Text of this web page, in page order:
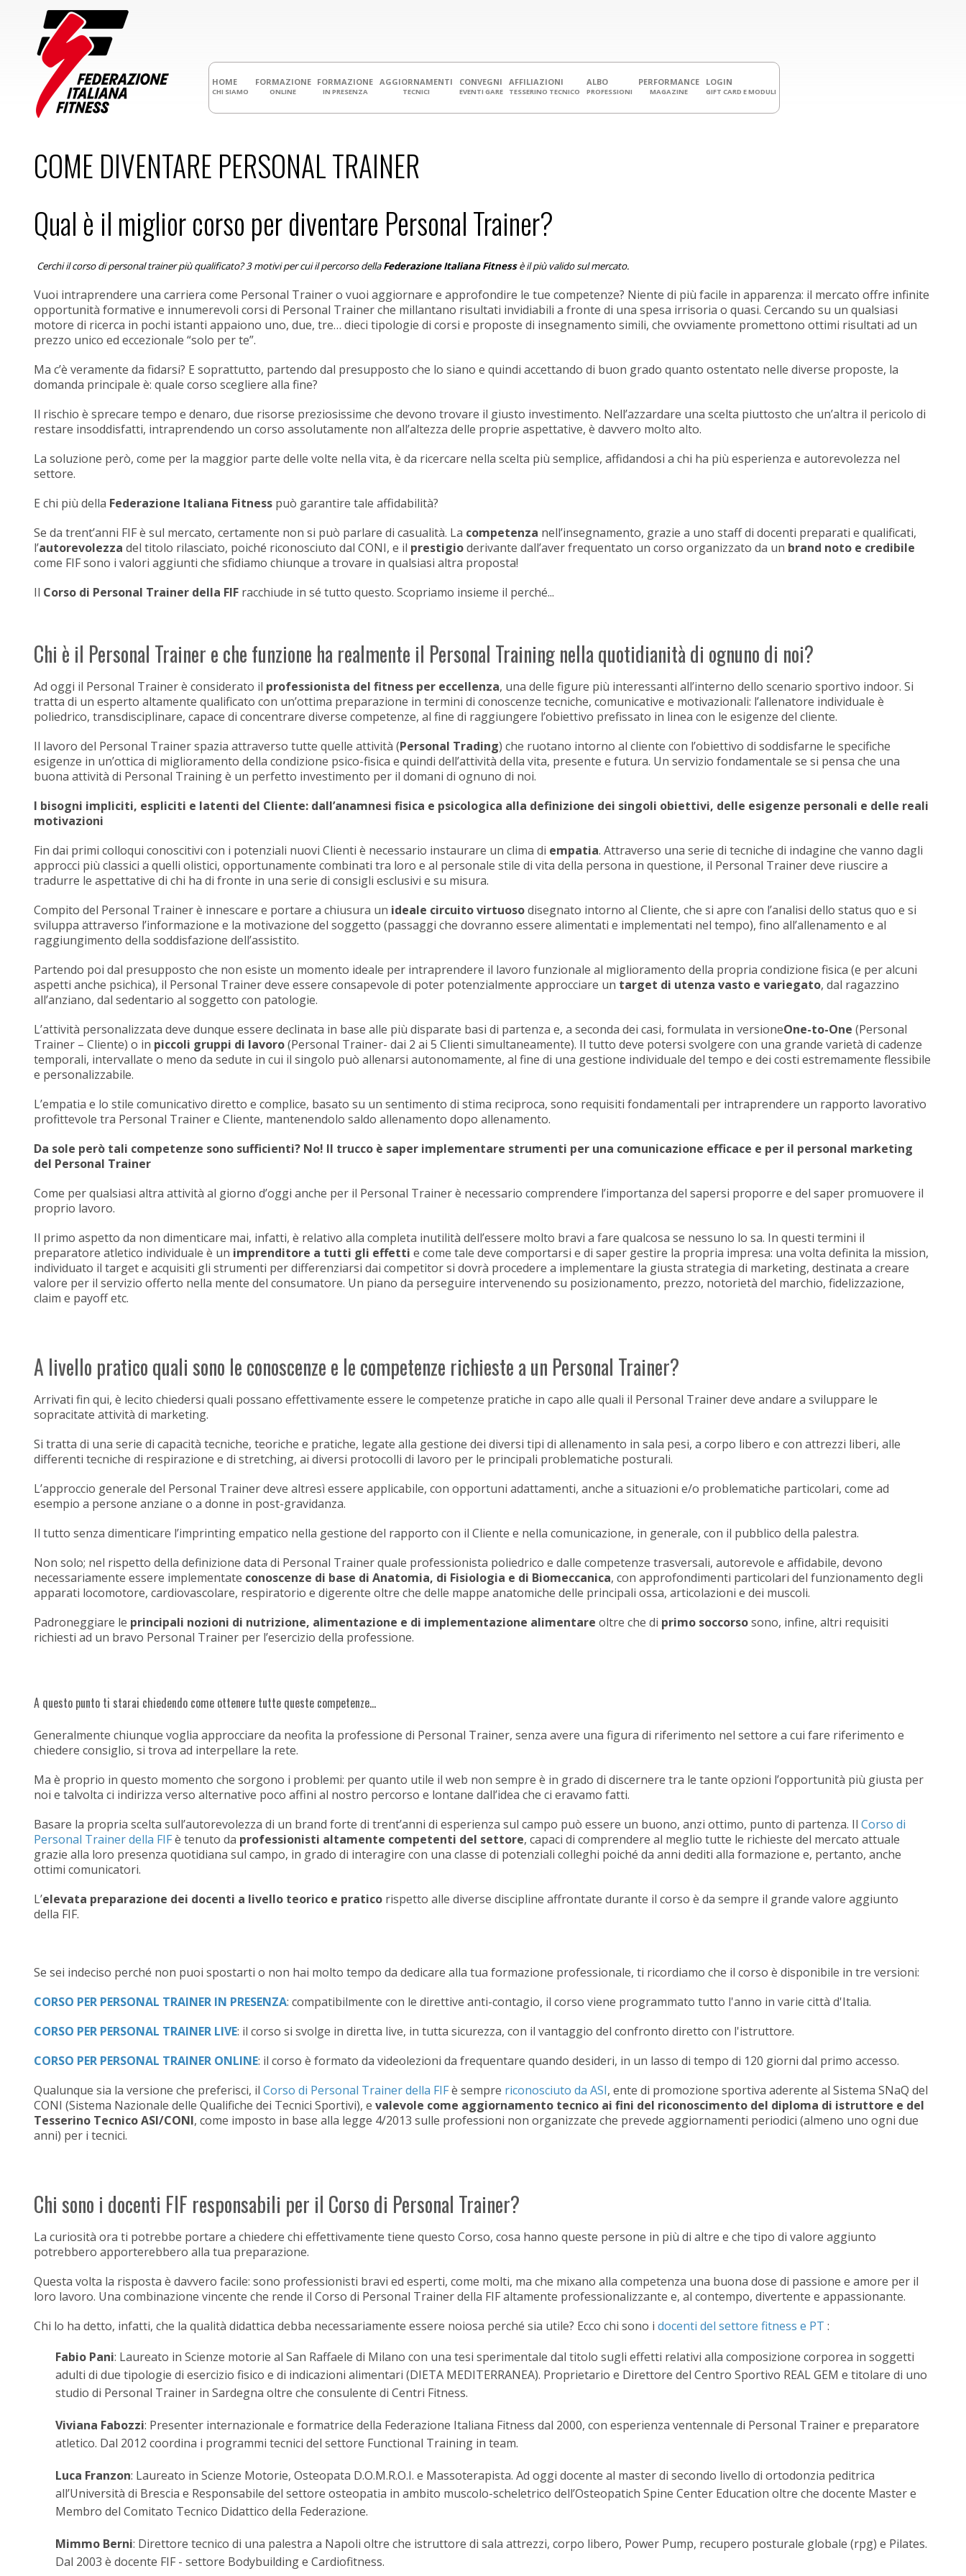
HOME
CHI SIAMO
FORMAZIONE
ONLINE
FORMAZIONE
IN PRESENZA
AGGIORNAMENTI
TECNICI
CONVEGNI
EVENTI GARE
AFFILIAZIONI
TESSERINO TECNICO
ALBO
PROFESSIONI
PERFORMANCE
MAGAZINE
LOGIN
GIFT CARD E MODULI
COME DIVENTARE PERSONAL TRAINER
Qual è il miglior corso per diventare Personal Trainer?
Cerchi il corso di personal trainer più qualificato? 3 motivi per cui il percorso dellaFederazione Italiana Fitnessè il più valido sul mercato.
Vuoi intraprendere una carriera come Personal Trainer o vuoi aggiornare e approfondire le tue competenze? Niente di più facile in apparenza: il mercato offre infinite
opportunità formative e innumerevoli corsi di Personal Trainer che millantano risultati invidiabili a fronte di una spesa irrisoria o quasi. Cercando su un qualsiasi
motore di ricerca in pochi istanti appaiono uno, due, tre… dieci tipologie di corsi e proposte di insegnamento simili, che ovviamente promettono ottimi risultati ad un
prezzo unico ed eccezionale “solo per te”.
Ma c’è veramente da fidarsi? E soprattutto, partendo dal presupposto che lo siano e quindi accettando di buon grado quanto ostentato nelle diverse proposte, la
domanda principale è: quale corso scegliere alla fine?
Il rischio è sprecare tempo e denaro, due risorse preziosissime che devono trovare il giusto investimento. Nell’azzardare una scelta piuttosto che un’altra il pericolo di
restare insoddisfatti, intraprendendo un corso assolutamente non all’altezza delle proprie aspettative, è davvero molto alto.
La soluzione però, come per la maggior parte delle volte nella vita, è da ricercare nella scelta più semplice, affidandosi a chi ha più esperienza e autorevolezza nel
settore.
E chi più della Federazione Italiana Fitness può garantire tale affidabilità?
Se da trent’anni FIF è sul mercato, certamente non si può parlare di casualità. La competenza nell’insegnamento, grazie a uno staff di docenti preparati e qualificati,
l’autorevolezza del titolo rilasciato, poiché riconosciuto dal CONI, e il prestigioderivante dall’aver frequentato un corso organizzato da un brand noto e credibile
come FIF sono i valori aggiunti che sfidiamo chiunque a trovare in qualsiasi altra proposta!
Il Corso di Personal Trainer della FIF racchiude in sé tutto questo. Scopriamo insieme il perché...
Chi è il Personal Trainer e che funzione ha realmente il Personal Training nella quotidianità di ognuno di noi?
Ad oggi il Personal Trainer è considerato il professionista del fitness per eccellenza, una delle figure più interessanti all’interno dello scenario sportivo indoor. Si
tratta di un esperto altamente qualificato con un’ottima preparazione in termini di conoscenze tecniche, comunicative e motivazionali: l’allenatore individuale è
poliedrico, transdisciplinare, capace di concentrare diverse competenze, al fine di raggiungere l’obiettivo prefissato in linea con le esigenze del cliente.
Il lavoro del Personal Trainer spazia attraverso tutte quelle attività (Personal Trading) che ruotano intorno al cliente con l’obiettivo di soddisfarne le specifiche
esigenze in un’ottica di miglioramento della condizione psico-fisica e quindi dell’attività della vita, presente e futura. Un servizio fondamentale se si pensa che una
buona attività di Personal Training è un perfetto investimento per il domani di ognuno di noi.
I bisogni impliciti, espliciti e latenti del Cliente: dall’anamnesi fisica e psicologica alla definizione dei singoli obiettivi, delle esigenze personali e delle reali
motivazioni
Fin dai primi colloqui conoscitivi con i potenziali nuovi Clienti è necessario instaurare un clima di empatia. Attraverso una serie di tecniche di indagine che vanno dagli
approcci più classici a quelli olistici, opportunamente combinati tra loro e al personale stile di vita della persona in questione, il Personal Trainer deve riuscire a
tradurre le aspettative di chi ha di fronte in una serie di consigli esclusivi e su misura.
Compito del Personal Trainer è innescare e portare a chiusura un ideale circuito virtuosodisegnato intorno al Cliente, che si apre con l’analisi dello status quo e si
sviluppa attraverso l’informazione e la motivazione del soggetto (passaggi che dovranno essere alimentati e implementati nel tempo), fino all’allenamento e al
raggiungimento della soddisfazione dell’assistito.
Partendo poi dal presupposto che non esiste un momento ideale per intraprendere il lavoro funzionale al miglioramento della propria condizione fisica (e per alcuni
aspetti anche psichica), il Personal Trainer deve essere consapevole di poter potenzialmente approcciare un target di utenza vasto e variegato, dal ragazzino
all’anziano, dal sedentario al soggetto con patologie.
L’attività personalizzata deve dunque essere declinata in base alle più disparate basi di partenza e, a seconda dei casi, formulata in versioneOne-to-One (Personal
Trainer – Cliente) o in piccoli gruppi di lavoro(Personal Trainer- dai 2 ai 5 Clienti simultaneamente). Il tutto deve potersi svolgere con una grande varietà di cadenze
temporali, intervallate o meno da sedute in cui il singolo può allenarsi autonomamente, al fine di una gestione individuale del tempo e dei costi estremamente flessibile
e personalizzabile.
L’empatia e lo stile comunicativo diretto e complice, basato su un sentimento di stima reciproca, sono requisiti fondamentali per intraprendere un rapporto lavorativo
profittevole tra Personal Trainer e Cliente, mantenendolo saldo allenamento dopo allenamento.
Da sole però tali competenze sono sufficienti? No! Il trucco è saper implementare strumenti per una comunicazione efficace e per il personal marketing
del Personal Trainer
Come per qualsiasi altra attività al giorno d’oggi anche per il Personal Trainer è necessario comprendere l’importanza del sapersi proporre e del saper promuovere il
proprio lavoro.
Il primo aspetto da non dimenticare mai, infatti, è relativo alla completa inutilità dell’essere molto bravi a fare qualcosa se nessuno lo sa. In questi termini il
preparatore atletico individuale è un imprenditore a tutti gli effetti e come tale deve comportarsi e di saper gestire la propria impresa: una volta definita la mission,
individuato il target e acquisiti gli strumenti per differenziarsi dai competitor si dovrà procedere a implementare la giusta strategia di marketing, destinata a creare
valore per il servizio offerto nella mente del consumatore. Un piano da perseguire intervenendo su posizionamento, prezzo, notorietà del marchio, fidelizzazione,
claim e payoff etc.
A livello pratico quali sono le conoscenze e le competenze richieste a un Personal Trainer?
Arrivati fin qui, è lecito chiedersi quali possano effettivamente essere le competenze pratiche in capo alle quali il Personal Trainer deve andare a sviluppare le
sopracitate attività di marketing.
Si tratta di una serie di capacità tecniche, teoriche e pratiche, legate alla gestione dei diversi tipi di allenamento in sala pesi, a corpo libero e con attrezzi liberi, alle
differenti tecniche di respirazione e di stretching, ai diversi protocolli di lavoro per le principali problematiche posturali.
L’approccio generale del Personal Trainer deve altresì essere applicabile, con opportuni adattamenti, anche a situazioni e/o problematiche particolari, come ad
esempio a persone anziane o a donne in post-gravidanza.
Il tutto senza dimenticare l’imprinting empatico nella gestione del rapporto con il Cliente e nella comunicazione, in generale, con il pubblico della palestra.
Non solo; nel rispetto della definizione data di Personal Trainer quale professionista poliedrico e dalle competenze trasversali, autorevole e affidabile, devono
necessariamente essere implementate conoscenze di base di Anatomia, di Fisiologia e di Biomeccanica, con approfondimenti particolari del funzionamento degli
apparati locomotore, cardiovascolare, respiratorio e digerente oltre che delle mappe anatomiche delle principali ossa, articolazioni e dei muscoli.
Padroneggiare le principali nozioni di nutrizione, alimentazione e di implementazione alimentare oltre che di primo soccorsosono, infine, altri requisiti
richiesti ad un bravo Personal Trainer per l’esercizio della professione.
A questo punto ti starai chiedendo come ottenere tutte queste competenze…
Generalmente chiunque voglia approcciare da neofita la professione di Personal Trainer, senza avere una figura di riferimento nel settore a cui fare riferimento e
chiedere consiglio, si trova ad interpellare la rete.
Ma è proprio in questo momento che sorgono i problemi: per quanto utile il web non sempre è in grado di discernere tra le tante opzioni l’opportunità più giusta per
noi e talvolta ci indirizza verso alternative poco affini al nostro percorso e lontane dall’idea che ci eravamo fatti.
Basare la propria scelta sull’autorevolezza di un brand forte di trent’anni di esperienza sul campo può essere un buono, anzi ottimo, punto di partenza. Il Corso di
Personal Trainer della FIFè tenuto da professionisti altamente competenti del settore, capaci di comprendere al meglio tutte le richieste del mercato attuale
grazie alla loro presenza quotidiana sul campo, in grado di interagire con una classe di potenziali colleghi poiché da anni dediti alla formazione e, pertanto, anche
ottimi comunicatori.
L’elevata preparazione dei docenti a livello teorico e pratico rispetto alle diverse discipline affrontate durante il corso è da sempre il grande valore aggiunto
della FIF.
Se sei indeciso perché non puoi spostarti o non hai molto tempo da dedicare alla tua formazione professionale, ti ricordiamo che il corso è disponibile in tre versioni:
CORSO PER PERSONAL TRAINER IN PRESENZA: compatibilmente con le direttive anti-contagio, il corso viene programmato tutto l'anno in varie città d'Italia.
CORSO PER PERSONAL TRAINER LIVE: il corso si svolge in diretta live, in tutta sicurezza, con il vantaggio del confronto diretto con l'istruttore.
CORSO PER PERSONAL TRAINER ONLINE: il corso è formato da videolezioni da frequentare quando desideri, in un lasso di tempo di 120 giorni dal primo accesso.
Qualunque sia la versione che preferisci, il Corso di Personal Trainer della FIFè sempre riconosciuto da ASI, ente di promozione sportiva aderente al Sistema SNaQ del
CONI (Sistema Nazionale delle Qualifiche dei Tecnici Sportivi), e valevole come aggiornamento tecnico ai fini del riconoscimento del diploma di istruttore e del
Tesserino Tecnico ASI/CONI, come imposto in base alla legge 4/2013 sulle professioni non organizzate che prevede aggiornamenti periodici (almeno uno ogni due
anni) per i tecnici.
Chi sono i docenti FIF responsabili per il Corso di Personal Trainer?
La curiosità ora ti potrebbe portare a chiedere chi effettivamente tiene questo Corso, cosa hanno queste persone in più di altre e che tipo di valore aggiunto
potrebbero apporterebbero alla tua preparazione.
Questa volta la risposta è davvero facile: sono professionisti bravi ed esperti, come molti, ma che mixano alla competenza una buona dose di passione e amore per il
loro lavoro. Una combinazione vincente che rende il Corso di Personal Trainer della FIF altamente professionalizzante e, al contempo, divertente e appassionante.
Chi lo ha detto, infatti, che la qualità didattica debba necessariamente essere noiosa perché sia utile? Ecco chi sono i docenti del settore fitness e PT :
Fabio Pani: Laureato in Scienze motorie al San Raffaele di Milano con una tesi sperimentale dal titolo sugli effetti relativi alla composizione corporea in soggetti
adulti di due tipologie di esercizio fisico e di indicazioni alimentari (DIETA MEDITERRANEA). Proprietario e Direttore del Centro Sportivo REAL GEM e titolare di uno
studio di Personal Trainer in Sardegna oltre che consulente di Centri Fitness.
Viviana Fabozzi: Presenter internazionale e formatrice della Federazione Italiana Fitness dal 2000, con esperienza ventennale di Personal Trainer e preparatore
atletico. Dal 2012 coordina i programmi tecnici del settore Functional Training in team.
Luca Franzon: Laureato in Scienze Motorie, Osteopata D.O.M.R.O.I. e Massoterapista. Ad oggi docente al master di secondo livello di ortodonzia peditrica
all’Università di Brescia e Responsabile del settore osteopatia in ambito muscolo-scheletrico dell’Osteopatich Spine Center Education oltre che docente Master e
Membro del Comitato Tecnico Didattico della Federazione.
Mimmo Berni: Direttore tecnico di una palestra a Napoli oltre che istruttore di sala attrezzi, corpo libero, Power Pump, recupero posturale globale (rpg) e Pilates.
Dal 2003 è docente FIF - settore Bodybuilding e Cardiofitness.